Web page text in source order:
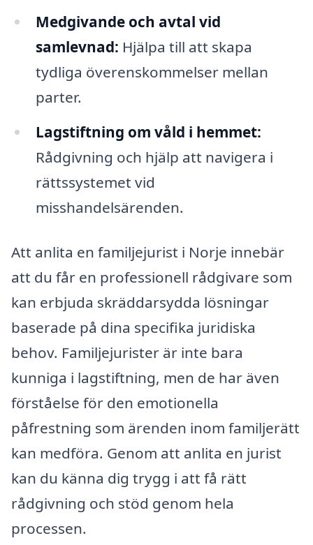
Medgivande och avtal vid
samlevnad: Hjälpa till att skapa
tydliga överenskommelser mellan
parter.
Lagstiftning om våld i hemmet:
Rådgivning och hjälp att navigera i
rättssystemet vid
misshandelsärenden.
Att anlita en familjejurist i Norje innebär
att du får en professionell rådgivare som
kan erbjuda skräddarsydda lösningar
baserade på dina specifika juridiska
behov. Familjejurister är inte bara
kunniga i lagstiftning, men de har även
förståelse för den emotionella
påfrestning som ärenden inom familjerätt
kan medföra. Genom att anlita en jurist
kan du känna dig trygg i att få rätt
rådgivning och stöd genom hela
processen.